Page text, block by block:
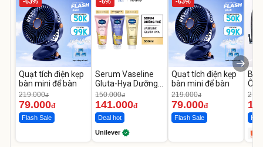
Quạt tích điện kẹp
bàn mini để bàn
219.000đ
79.000đ
Flash Sale
Serum Vaseline
Gluta-Hya Dưỡng
Da Sáng Mịn Sau 7
Ngày
150.000đ
141.000đ
Deal hot
Unilever
Quạt tích điện kẹp
bàn mini để bàn
219.000đ
79.000đ
Flash Sale
Ô
Hot